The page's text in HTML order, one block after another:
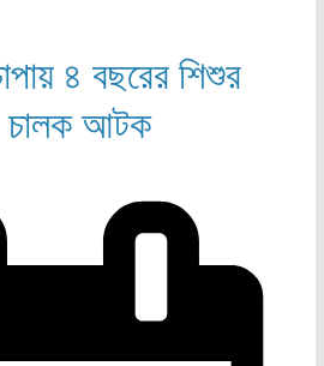
৪ বছরের শিশুর
চালক আটক